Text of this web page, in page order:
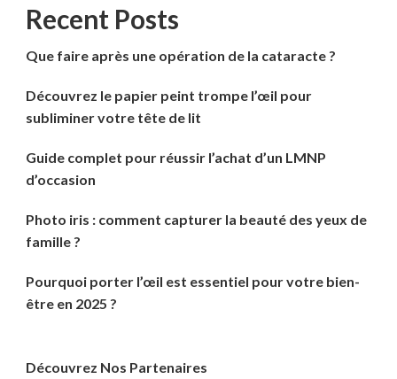
Recent Posts
Que faire après une opération de la cataracte ?
Découvrez le papier peint trompe l’œil pour
subliminer votre tête de lit
Guide complet pour réussir l’achat d’un LMNP
d’occasion
Photo iris : comment capturer la beauté des yeux de
famille ?
Pourquoi porter l’œil est essentiel pour votre bien-
être en 2025 ?
Découvrez Nos Partenaires